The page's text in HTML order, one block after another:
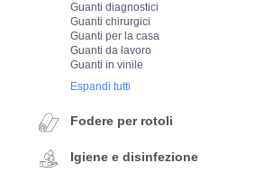
Guanti diagnostici
Guanti chirurgici
Guanti per la casa
Guanti da lavoro
Guanti in vinile
Espandi tutti
Fodere per rotoli
Igiene e disinfezione